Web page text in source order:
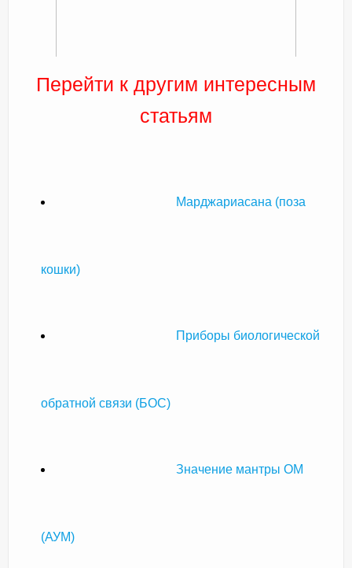
Перейти к другим интересным
статьям
Марджариасана (поза
кошки)
Приборы биологической
обратной связи (БОС)
Значение мантры ОМ
(АУМ)